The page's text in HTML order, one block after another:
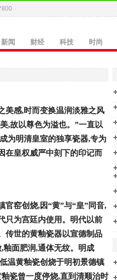
新闻 财经 科技 时尚
美感,时而变换温润淡雅之风
,故以尊色为溢也。”一直以
为明清皇室的独享瓷器,专为
在皇权威严中刻下的印记而
官窑创烧,因“黄”与“皇”同音,
只为宫廷内使用。明代以前
传世的黄釉瓷器以宣德制品
釉面肥润,通体无纹。明成
温黄釉瓷创烧于明初景德镇
瓷曾一度停烧,直到清顺治时